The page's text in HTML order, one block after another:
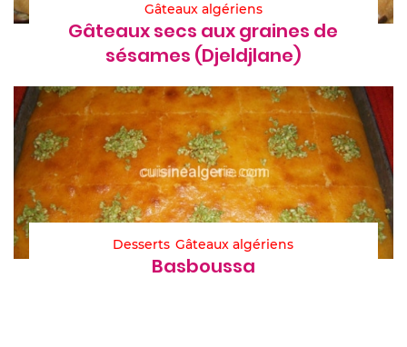
Gâteaux algériens
Gâteaux secs aux graines de
sésames (Djeldjlane)
Desserts Gâteaux algériens
Basboussa